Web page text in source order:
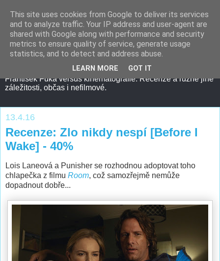
František Fuka versus kinematografie. Recenze a různé jiné
záležitosti, občas i nefilmové.
13.4.16
Recenze: Zlo nikdy nespí [Before I
Wake] - 40%
Lois Laneová a Punisher se rozhodnou adoptovat toho
chlapečka z filmu Room, což samozřejmě nemůže
dopadnout dobře...
This site uses cookies from Google to deliver its services
and to analyze traffic. Your IP address and user-agent are
shared with Google along with performance and security
metrics to ensure quality of service, generate usage
statistics, and to detect and address abuse.
LEARN MORE GOT IT